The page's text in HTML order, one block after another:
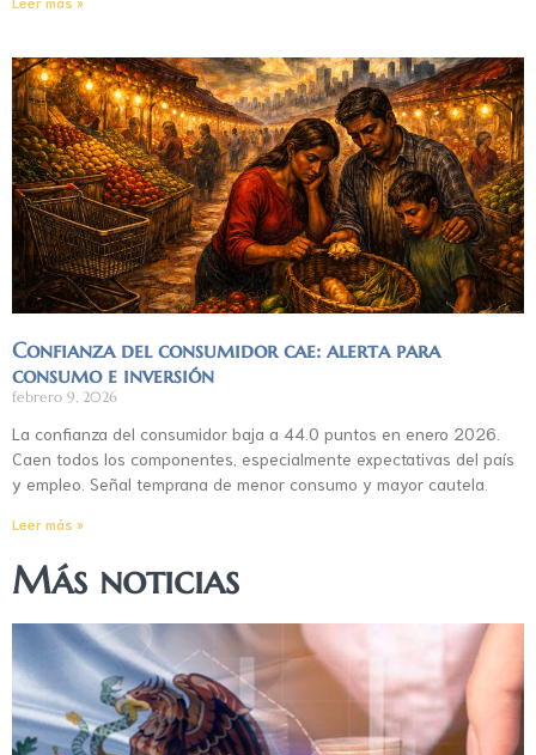
Confianza del consumidor cae: alerta para
consumo e inversión
febrero 9, 2026
La confianza del consumidor baja a 44.0 puntos en enero 2026.
Caen todos los componentes, especialmente expectativas del país
y empleo. Señal temprana de menor consumo y mayor cautela.
Leer más »
Más noticias